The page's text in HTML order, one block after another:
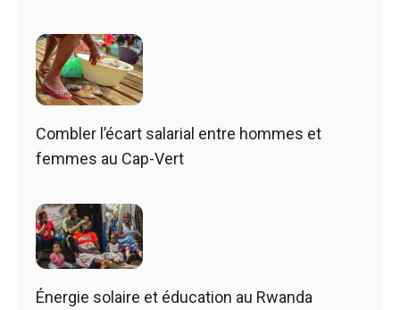
Combler l’écart salarial entre hommes et
femmes au Cap-Vert
Énergie solaire et éducation au Rwanda